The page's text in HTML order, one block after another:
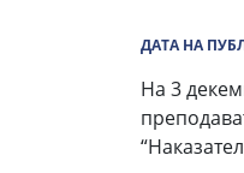
ДАТА НА
На 3